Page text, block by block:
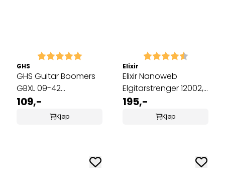
Karakter: 5.0 av 5 mulige
GHS
GHS Guitar Boomers
GBXL 09-42
Elgitarstrenger
109,-
Kjøp
Karakter: 4.3 av 5
Elixir
Elixir Nanoweb
Elgitarstrenger 12002,
Super Light, 009-042
195,-
Kjøp